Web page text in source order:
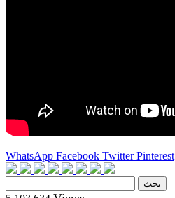
WhatsApp Facebook TwitterPinterest